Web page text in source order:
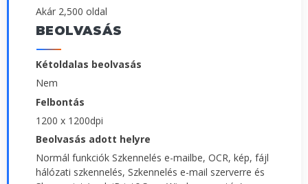
Akár 2,500 oldal
BEOLVASÁS
Kétoldalas beolvasás
Nem
Felbontás
1200 x 1200dpi
Beolvasás adott helyre
Normál funkciók Szkennelés e-mailbe, OCR, kép, fájl
hálózati szkennelés, Szkennelés e-mail szerverre és